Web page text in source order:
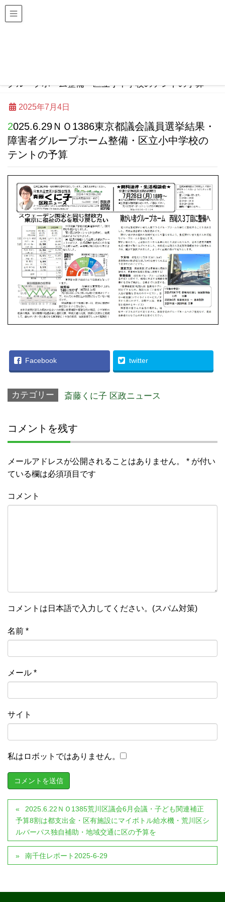
グループホーム整備・区立小中学校のテントの予算
2025年7月4日
2025.6.29ＮＯ1386東京都議会議員選挙結果・
障害者グループホーム整備・区立小中学校の
テントの予算
Facebook twitter
カテゴリー 斎藤くに子 区政ニュース
コメントを残す
メールアドレスが公開されることはありません。 * が付い
ている欄は必須項目です
コメント
コメントは日本語で入力してください。(スパム対策)
名前 *
メール *
サイト
私はロボットではありません。
2025.6.22ＮＯ1385荒川区議会6月会議・子ども関連補正
予算8割は都支出金・区有施設にマイボトル給水機・荒川区シ
ルバーパス独自補助・地域交通に区の予算を
南千住レポート2025-6-29